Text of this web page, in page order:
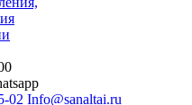
02 Info@sanaltai.ru